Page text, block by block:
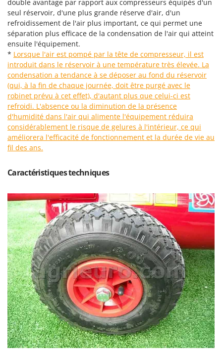
Pulvérisateurs
Pulvérisateurs portés
R
Rafraîchisseurs d'air par évaporation
Rampes de chargement en aluminium
Râpes à fromage électriques
Râteaux pour tracteur
Remplisseuses
Robots nettoyeurs de piscine
Robots Tondeuses
Rogneuses de souches
S
Scies à os
Scies à Ruban
Scies alternatives à batterie
Scies de jardin télescopiques
Sécateurs électriques à batterie
Sécateurs et Échenilloirs manuels
Sécateurs pneumatiques
Semoirs et Épandeurs d'engrais
Socs pour tracteur
Souffleurs aspirateurs pour Feuilles
Soufreuses - Poudreuses à dos
GRIFO
GVS
GYS
H
Hailo
Helvi
Henx
HiKOKI
Honda
I
Il-Tec
Infaco
Intec
Intex
Italyco
ITM
J JOLLY ITALIA
K
KAAZ
Karcher
Kasco
double avantage par rapport aux compresseurs équipés d'un
seul réservoir, d'une plus grande réserve d'air, d'un
refroidissement de l'air plus important, ce qui permet une
séparation plus efficace de la condensation de l'air qui atteint
ensuite l'équipement.
* Lorsque l'air est pompé par la tête de compresseur, il est
introduit dans le réservoir à une température très élevée. La
condensation a tendance à se déposer au fond du réservoir
(qui, à la fin de chaque journée, doit être purgé avec le
robinet prévu à cet effet), d'autant plus que celui-ci est
refroidi. L'absence ou la diminution de la présence
d'humidité dans l'air qui alimente l'équipement réduira
considérablement le risque de gelures à l'intérieur, ce qui
améliorera l'efficacité de fonctionnement et la durée de vie au
fil des ans.
Caractéristiques techniques